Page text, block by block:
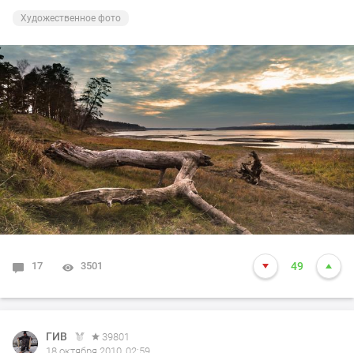
Художественное фото
17 3501 49
ГИВ
39801